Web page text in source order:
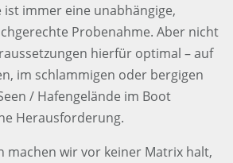
ist immer eine unabhängige,
Probenahme. Aber nicht
hierfür optimal – auf
im schlammigen oder bergigen
/ Hafengelände im Boot
Herausforderung.
machen wir vor keiner Matrix halt,